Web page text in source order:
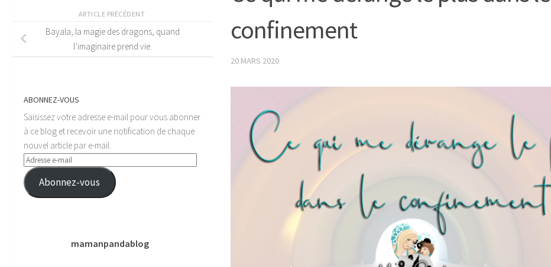
confinement
20 MARS 2020
ARTICLE PRÉCÉDENT
Bayala, la magie des dragons, quand
l’imaginaire prend vie.
ABONNEZ-VOUS
Saisissez votre adresse e-mail pour vous abonner
à ce blog et recevoir une notification de chaque
nouvel article par e-mail.
Adresse
e-
mail
Abonnez-vous
mamanpandablog